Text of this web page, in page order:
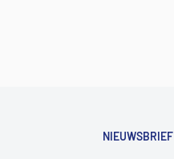
NIEUWSBRIEF